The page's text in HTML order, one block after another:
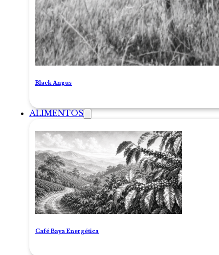
Black Angus
ALIMENTOS
Café Baya Energética